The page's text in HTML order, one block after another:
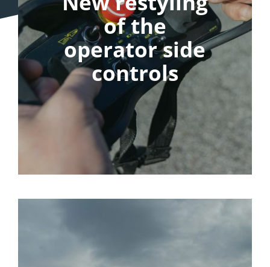
Contact
of the
operator side
controls